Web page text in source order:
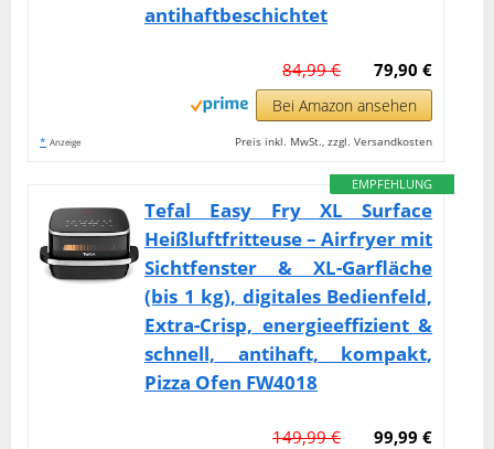
antihaftbeschichtet
79,90 €
84,99 €
Bei Amazon ansehen
* Anzeige Preis inkl. MwSt., zzgl. Versandkosten
EMPFEHLUNG
Tefal Easy Fry XL Surface
Heißluftfritteuse – Airfryer mit
Sichtfenster & XL-Garfläche
(bis 1 kg), digitales Bedienfeld,
Extra-Crisp, energieeffizient &
schnell, antihaft, kompakt,
Pizza Ofen FW4018
99,99 €
149,99 €